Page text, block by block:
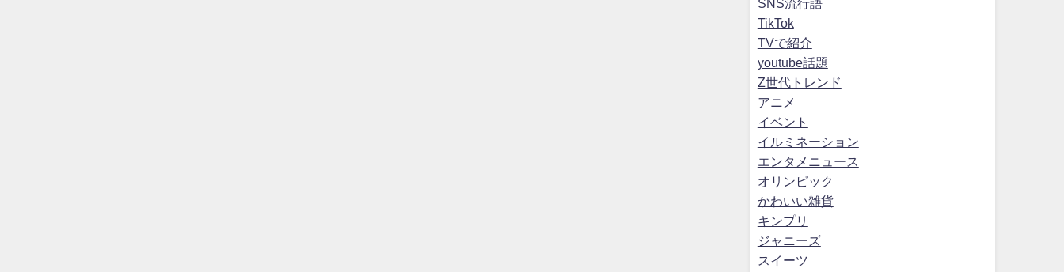
SNS流行語
TikTok
TVで紹介
youtube話題
Z世代トレンド
アニメ
イベント
イルミネーション
エンタメニュース
オリンピック
かわいい雑貨
キンプリ
ジャニーズ
スイーツ